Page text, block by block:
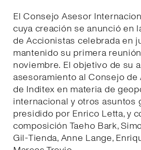
El Consejo Asesor
cuya creación se anunció en
de Accionistas celebrada en
mantenido su primera
noviembre. El objetivo de su
asesoramiento al Consejo
de Inditex en materia de
internacional y otros asuntos
presidido por Enrico Letta, y
composición Taeho Bark,
Gil-Tienda, Anne Lange,